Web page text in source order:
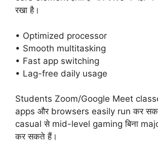
रखा है।
• Optimized processor
• Smooth multitasking
• Fast app switching
• Lag-free daily usage
Students Zoom/Google Meet
apps और browsers easily run कर
casual से mid-level gaming बिना
कर सकते हैं।